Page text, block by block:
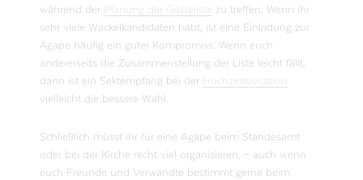
während der Planung der Gästeliste zu treffen. Wenn ihr
sehr viele Wackelkandidaten habt, ist eine Einladung zur
Agape häufig ein guter Kompromiss. Wenn euch
andererseits die Zusammenstellung der Liste leicht fällt,
dann ist ein Sektempfang bei der Hochzeitslocation
vielleicht die bessere Wahl.
Schließlich müsst ihr für eine Agape beim Standesamt
oder bei der Kirche recht viel organisieren, – auch wenn
euch Freunde und Verwandte bestimmt gerne beim